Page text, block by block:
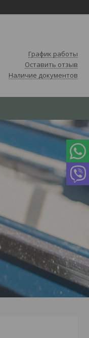
График работы
Оставить отзыв
Наличие документов